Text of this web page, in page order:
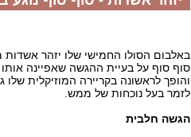
באלבום הסולו החמישי שלו יזהר
סוף סוף על בעיית ההגשה שאפיינה אותו
והופך לראשונה בקריירה המוזיקלית שלו
לזמר בעל נוכחות של ממש.
הגשה חלבית